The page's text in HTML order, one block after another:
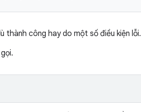
thành công hay do một số điều kiện lỗi.